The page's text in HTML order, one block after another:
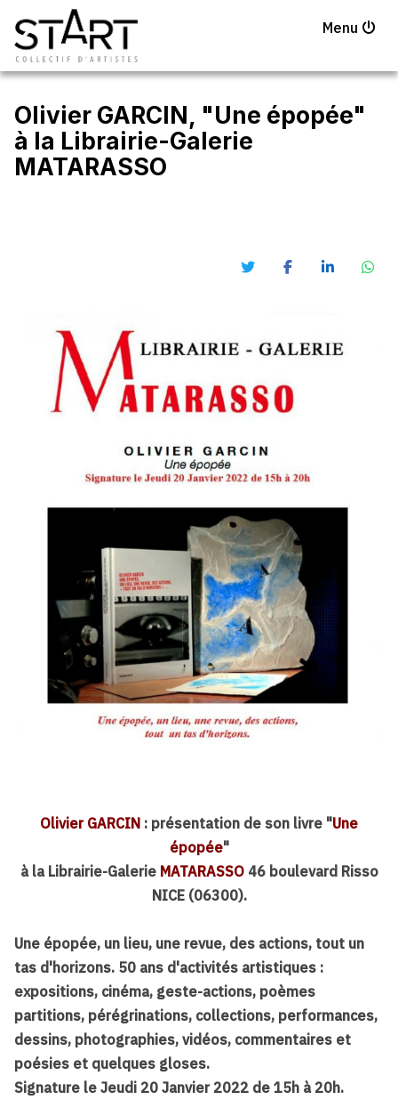
Menu
Olivier GARCIN, "Une épopée"
à la Librairie-Galerie
MATARASSO
Olivier GARCIN : présentation de son livre "Une
épopée"
à la Librairie-Galerie MATARASSO46 boulevard Risso
NICE (06300).
Une épopée, un lieu, une revue, des actions, tout un
tas d'horizons. 50 ans d'activités artistiques :
expositions, cinéma, geste-actions, poèmes
partitions, pérégrinations, collections, performances,
dessins, photographies, vidéos, commentaires et
poésies et quelques gloses.
Signature le Jeudi 20 Janvier 2022 de 15h à 20h.